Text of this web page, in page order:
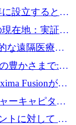
ロジー資金調
設立すると米
在地：実証と
な遠隔医療プ
に 100 万ユー
豊かさまで:
の AI の未来
Fusionが4
EuropeはVCの
ーキャピタル
トに対して EU